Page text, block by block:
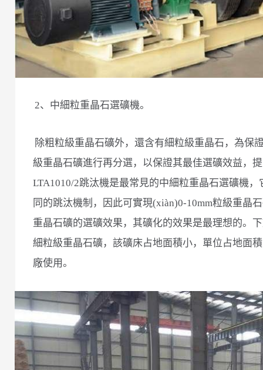
2、中細粒重晶石選礦機。
除粗粒級重晶石礦外，還含有細粒級重晶石，為保
級重晶石礦進行再分選，以保證其最佳選礦效益，
LTA1010/2跳汰機是最常見的中細粒重晶石選礦機
同的跳汰機制，因此可實現(xiàn)0-10mm粒級重晶
重晶石礦的選礦效果，其礦化的效果是最理想的。
細粒級重晶石礦，該礦床占地面積小，單位占地面
廠使用。